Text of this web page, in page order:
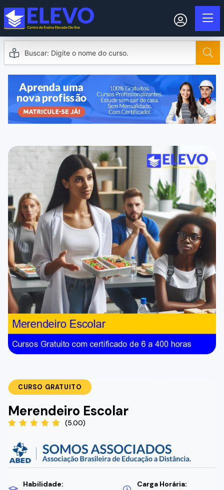
CURSO GRATUITO
Merendeiro Escolar
(5.00)
Habilidade: Carga Horária: